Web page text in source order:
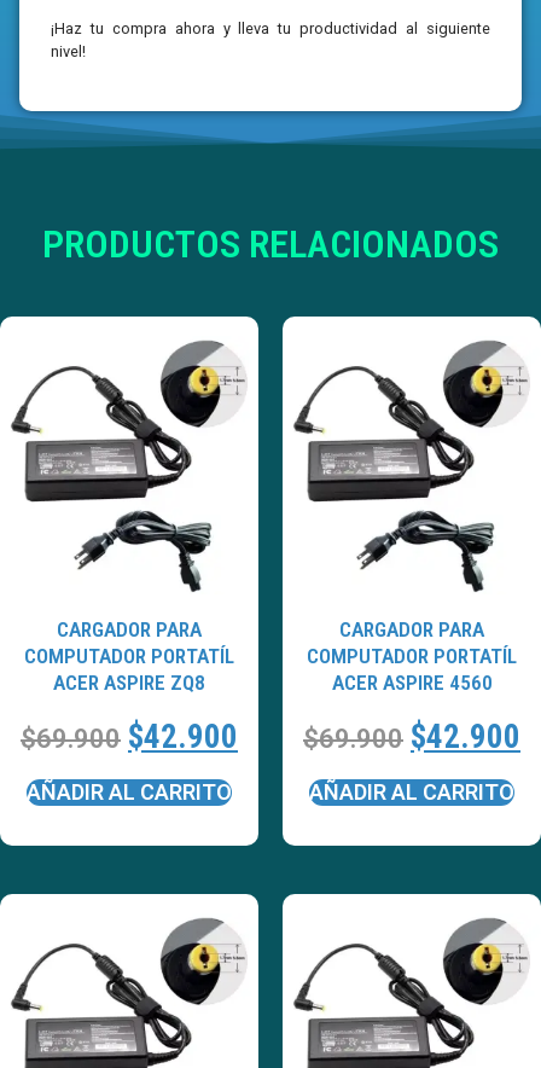
¡Haz tu compra ahora y lleva tu productividad al siguiente
nivel!
PRODUCTOS RELACIONADOS
CARGADOR PARA
COMPUTADOR PORTATÍL
ACER ASPIRE ZQ8
$69.900 $42.900
AÑADIR AL CARRITO
CARGADOR PARA
COMPUTADOR PORTATÍL
ACER ASPIRE 4560
$69.900 $42.900
AÑADIR AL CARRITO